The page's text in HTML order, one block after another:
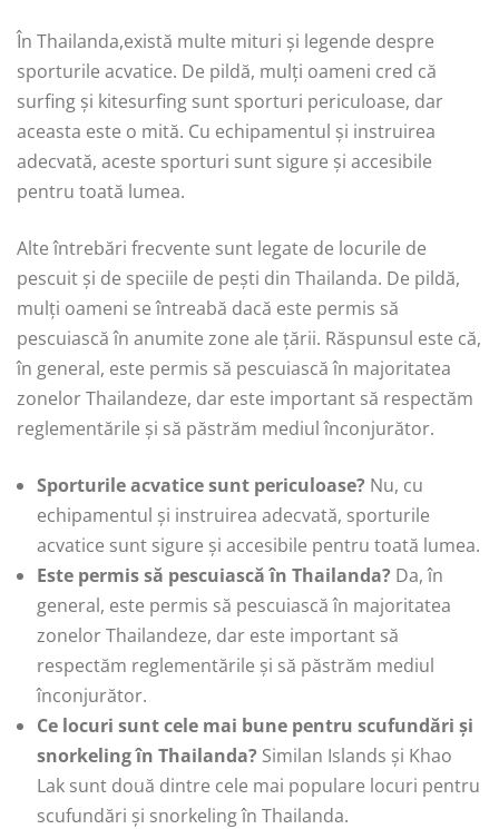
În Thailanda,există multe mituri și legende despre
sporturile acvatice. De pildă, mulți oameni cred că
surfing și kitesurfing sunt sporturi periculoase, dar
aceasta este o mită. Cu echipamentul și instruirea
adecvată, aceste sporturi sunt sigure și accesibile
pentru toată lumea.
Alte întrebări frecvente sunt legate de locurile de
pescuit și de speciile de pești din Thailanda. De pildă,
mulți oameni se întreabă dacă este permis să
pescuiască în anumite zone ale țării. Răspunsul este că,
în general, este permis să pescuiască în majoritatea
zonelor Thailandeze, dar este important să respectăm
reglementările și să păstrăm mediul înconjurător.
Sporturile acvatice sunt periculoase? Nu, cu
echipamentul și instruirea adecvată, sporturile
acvatice sunt sigure și accesibile pentru toată lumea.
Este permis să pescuiască în Thailanda? Da, în
general, este permis să pescuiască în majoritatea
zonelor Thailandeze, dar este important să
respectăm reglementările și să păstrăm mediul
înconjurător.
Ce locuri sunt cele mai bune pentru scufundări și
snorkeling în Thailanda? Similan Islands și Khao
Lak sunt două dintre cele mai populare locuri pentru
scufundări și snorkeling în Thailanda.